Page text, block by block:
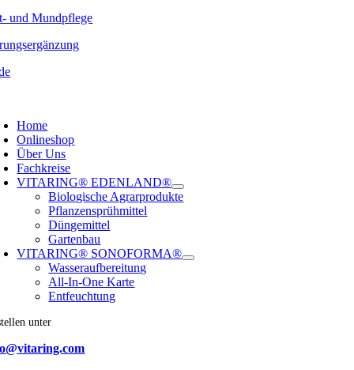
und Mundpflege
Home
Onlineshop
Über Uns
Fachkreise
VITARING® EDENLAND®
Biologische Agrarprodukte
Pflanzensprühmittel
Düngemittel
Gartenbau
VITARING® SONOFORMA®
Wasseraufbereitung
All-In-One Karte
Entfeuchtung
unter